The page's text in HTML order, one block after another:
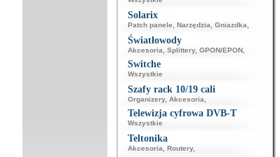
Solarix
Patch panele Narzędzia Gniazdka
Światłowody
Akcesoria Splittery, GPON/EPON,
Switche
Wszystkie
Szafy rack 10/19 cali
Organizery, Akcesoria
Telewizja cyfrowa DVB-T
Wszystkie
Teltonika
Akcesoria Routery,